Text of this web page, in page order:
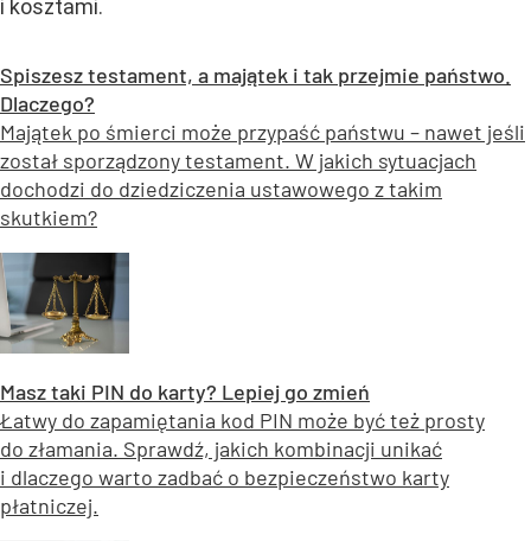
i kosztami.
Spiszesz testament, a majątek i tak przejmie państwo.
Dlaczego?
Majątek po śmierci może przypaść państwu – nawet jeśli
został sporządzony testament. W jakich sytuacjach
dochodzi do dziedziczenia ustawowego z takim
skutkiem?
Masz taki PIN do karty? Lepiej go zmień
Łatwy do zapamiętania kod PIN może być też prosty
do złamania. Sprawdź, jakich kombinacji unikać
i dlaczego warto zadbać o bezpieczeństwo karty
płatniczej.